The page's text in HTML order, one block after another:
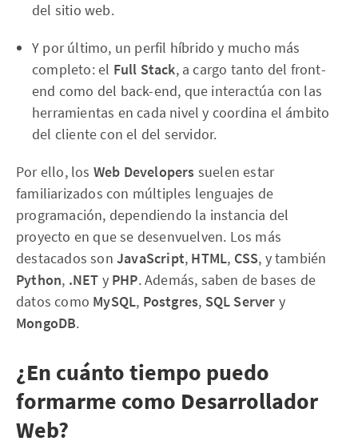
del sitio web.
Y por último, un perfil híbrido y mucho más
completo: el Full Stack, a cargo tanto del front-
end como del back-end, que interactúa con las
herramientas en cada nivel y coordina el ámbito
del cliente con el del servidor.
Por ello, los Web Developers suelen estar
familiarizados con múltiples lenguajes de
programación, dependiendo la instancia del
proyecto en que se desenvuelven. Los más
destacados son JavaScript, HTML, CSS, y también
Python, .NET y PHP. Además, saben de bases de
datos como MySQL, Postgres, SQL Server y
MongoDB.
¿En cuánto tiempo puedo
formarme como Desarrollador
Web?